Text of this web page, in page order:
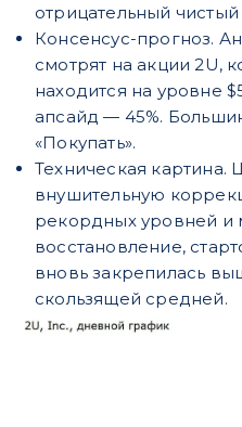
отрицательный чистый
Консенсус-прогноз.
смотрят на акции 2U,
находится на уровне
апсайд — 45%.
«Покупать».
Техническая картина.
внушительную
рекордных уровней и
восстановление,
вновь закрепилась
скользящей средней.